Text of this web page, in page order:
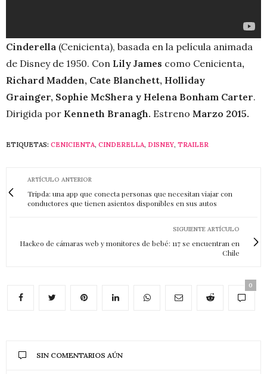
Cinderella (Cenicienta), basada en la película animada
de Disney de 1950. Con Lily James como Cenicienta,
Richard Madden, Cate Blanchett, Holliday
Grainger, Sophie McShera y Helena Bonham Carter.
Dirigida por Kenneth Branagh. Estreno Marzo 2015.
ETIQUETAS: CENICIENTA, CINDERELLA, DISNEY, TRAILER
ARTÍCULO ANTERIOR
Tripda: una app que conecta personas que necesitan viajar con
conductores que tienen asientos disponibles en sus autos
SIGUIENTE ARTÍCULO
Hackeo de cámaras web y monitores de bebé: 117 se encuentran en
Chile
0
SIN COMENTARIOS AÚN